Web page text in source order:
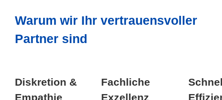
Warum wir Ihr vertrauensvoller
Partner sind
Diskretion &
Empathie
Fachliche
Exzellenz